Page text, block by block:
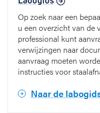
Op zoek naar een
u een overzicht van de
professional kunt
verwijzingen naar
aanvraag moeten
instructies voor
Naar de